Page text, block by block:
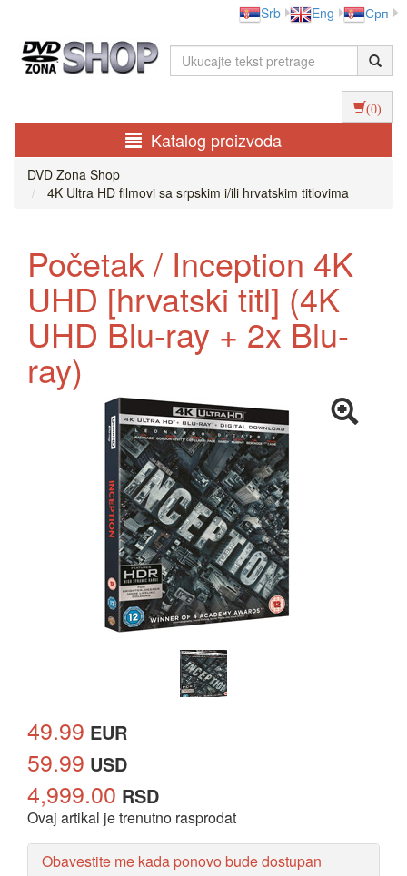
Srb Eng Срп
(0)
Katalog proizvoda
DVD Zona Shop
4K Ultra HD filmovi sa srpskim i/ili hrvatskim titlovima
Početak / Inception 4K
UHD [hrvatski titl] (4K
UHD Blu-ray + 2x Blu-
ray)
49.99 EUR
59.99 USD
4,999.00 RSD
Ovaj artikal je trenutno rasprodat
Obavestite me kada ponovo bude dostupan